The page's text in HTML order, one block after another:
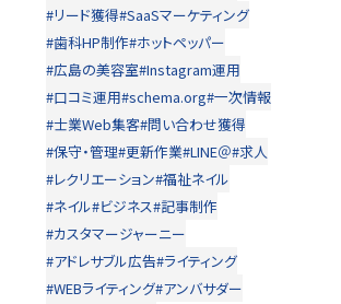
#リード獲得#SaaSマーケティング
#歯科HP制作#ホットペッパー
#広島の美容室#Instagram運用
#口コミ運用#schema.org#一次情報
#士業Web集客#問い合わせ獲得
#保守・管理#更新作業#LINE＠#求人
#レクリエーション#福祉ネイル
#ネイル#ビジネス#記事制作
#カスタマージャーニー
#アドレサブル広告#ライティング
#WEBライティング#アンバサダー